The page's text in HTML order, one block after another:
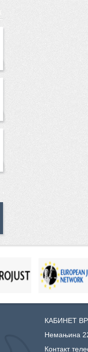
КАБИНЕТ
Немањина
Контакт